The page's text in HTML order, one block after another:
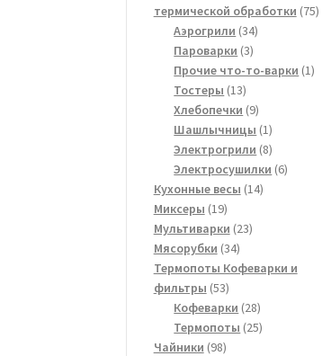
термической обработки 7575
Аэрогрили 3434
Пароварки 33
товара
Прочие что-то-варки 11
Тостеры 1313
товаров
Хлебопечки 99
товаров
Шашлычницы 11
товар
Электрогрили 88
товаров
Электросушилки 66
Кухонные весы 1414
Миксеры 1919
товаров
Мультиварки 2323
Мясорубки 3434
товара
Термопоты Кофеварки и
фильтры 5353
товара
Кофеварки 2828
товаров
Термопоты 2525
Чайники 9898